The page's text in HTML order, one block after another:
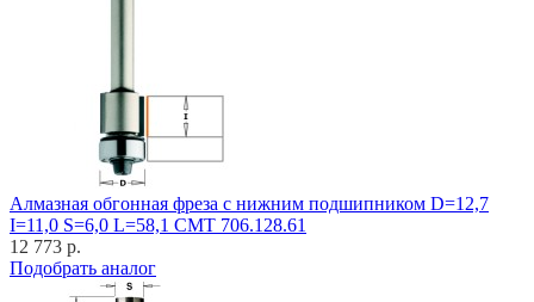
Алмазная обгонная фреза с нижним подшипником D=12,7
I=11,0 S=6,0 L=58,1 CMT 706.128.61
12 773 р.
Подобрать аналог